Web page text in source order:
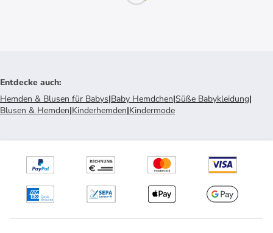
Entdecke auch:
Hemden & Blusen für Babys|Baby Hemdchen|Süße Babykleidung|
Blusen & Hemden|Kinderhemden|Kindermode